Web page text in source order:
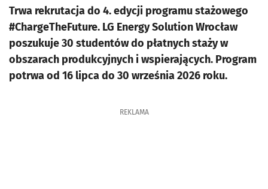
Trwa rekrutacja do 4. edycji programu stażowego
#ChargeTheFuture. LG Energy Solution Wrocław
poszukuje 30 studentów do płatnych staży w
obszarach produkcyjnych i wspierających. Program
potrwa od 16 lipca do 30 września 2026 roku.
REKLAMA